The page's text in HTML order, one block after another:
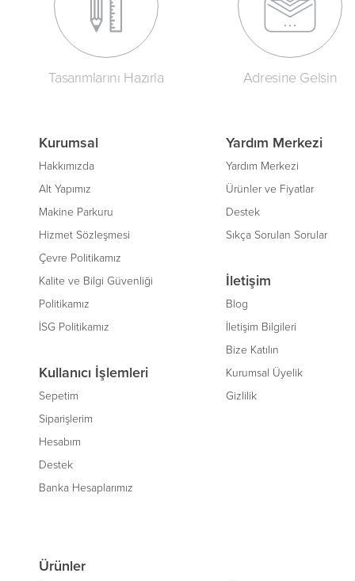
Tasarımlarını Hazırla Adresine Gelsin
Kurumsal
Hakkımızda
Alt Yapımız
Makine Parkuru
Hizmet Sözleşmesi
Çevre Politikamız
Kalite ve Bilgi Güvenliği
Politikamız
İSG Politikamız
Kullanıcı İşlemleri
Sepetim
Siparişlerim
Hesabım
Destek
Banka Hesaplarımız
Yardım Merkezi
Yardım Merkezi
Ürünler ve Fiyatlar
Destek
Sıkça Sorulan Sorular
İletişim
Blog
İletişim Bilgileri
Bize Katılın
Kurumsal Üyelik
Gizlilik
Ürünler